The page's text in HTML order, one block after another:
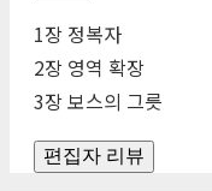
1장 정복자
2장 영역 확장
3장 보스의 그릇
편집자 리뷰